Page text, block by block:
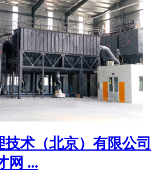
术（北京）有限公司
网 ...